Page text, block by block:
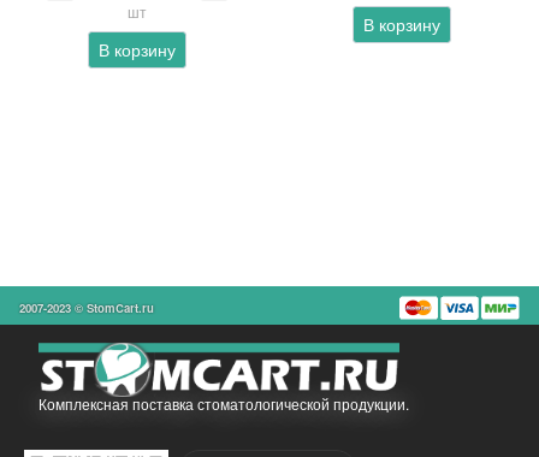
шт
В корзину
В корзину
2007-2023 © StomCart.ru
Комплексная поставка стоматологической продукции.